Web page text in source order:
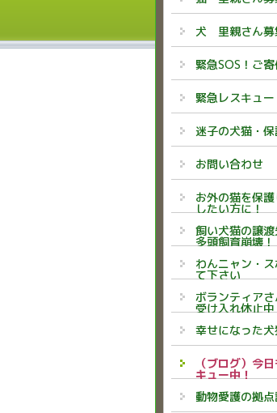
犬 里親さん募
緊急SOS！ご寄
緊急レスキュー
迷子の犬猫・保
お問い合わせ
お外の猫を保
したい方に！
飼い犬猫の譲渡
多頭飼育崩壊！
わんニャン・
て下さい
ボランティア
受け入れ休止
幸せになった
（ブログ）今
キュー中！
動物愛護の拠点